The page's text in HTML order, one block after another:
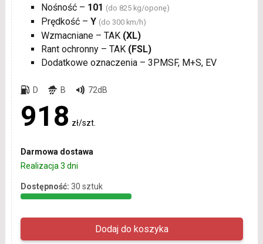
Nośność – 101 (do 825 kg/oponę)
Prędkość – Y (do 300 km/h)
Wzmacniane – TAK (XL)
Rant ochronny – TAK (FSL)
Dodatkowe oznaczenia – 3PMSF, M+S, EV
D B 72dB
918 zł/szt.
Darmowa dostawa
Realizacja 3 dni
Dostępność: 30 sztuk